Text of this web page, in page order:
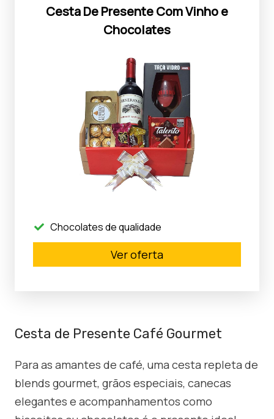
Cesta De Presente Com Vinho e
Chocolates
Chocolates de qualidade
Ver oferta
Cesta de Presente Café Gourmet
Para as amantes de café, uma cesta repleta de
blends gourmet, grãos especiais, canecas
elegantes e acompanhamentos como